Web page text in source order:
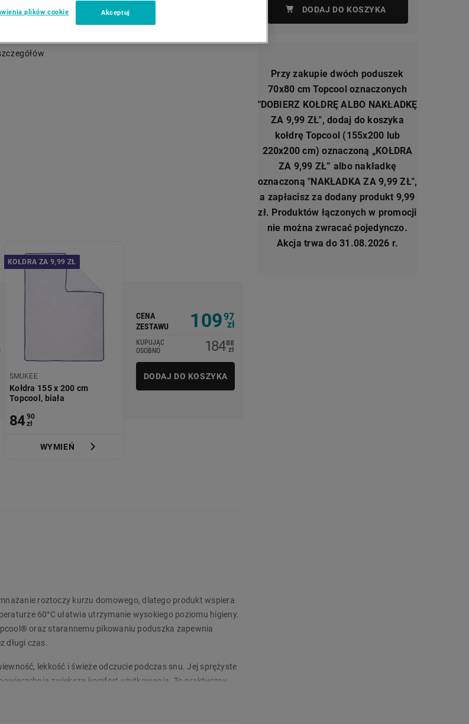
z tkaniny zawierającej włókna Topcool ma przyjemną
i skutecznie odprowadza wilgoć. Wyrób stworzony z myślą o
DODAJ DO KOSZYKA
Przy zakupie dwóch poduszek
70x80 cm Topcool oznaczonych
"DOBIERZ KOŁDRĘ ALBO NAKŁADKĘ
ZA 9,99 ZŁ", dodaj do koszyka
kołdrę Topcool (155x200 lub
220x200 cm) oznaczoną „KOŁDRA
ZA 9,99 ZŁ” albo nakładkę
oznaczoną "NAKŁADKA ZA 9,99 ZŁ",
a zapłacisz za dodany produkt 9,99
zł. Produktów łączonych w promocji
nie można zwracać pojedynczo.
Akcja trwa do 31.08.2026 r.
KOŁDRA ZA 9,99 ZŁ
SMUKEE
Kołdra 155 x 200 cm
Topcool, biała
84 90
zł
WYMIEŃ
CENA
ZESTAWU
10997
zł
KUPUJĄC
OSOBNO
18488
zł
DODAJ DO KOSZYKA
roztoczy kurzu domowego, dlatego produkt wspiera
60°C ułatwia utrzymanie wysokiego poziomu higieny.
oraz starannemu pikowaniu poduszka zapewnia
długi czas.
lekkość i świeże odczucie podczas snu. Jej sprężyste
zwiększa komfort użytkowania. To praktyczny
już dziś w Biedronka Home!
plików cookie Akceptuj